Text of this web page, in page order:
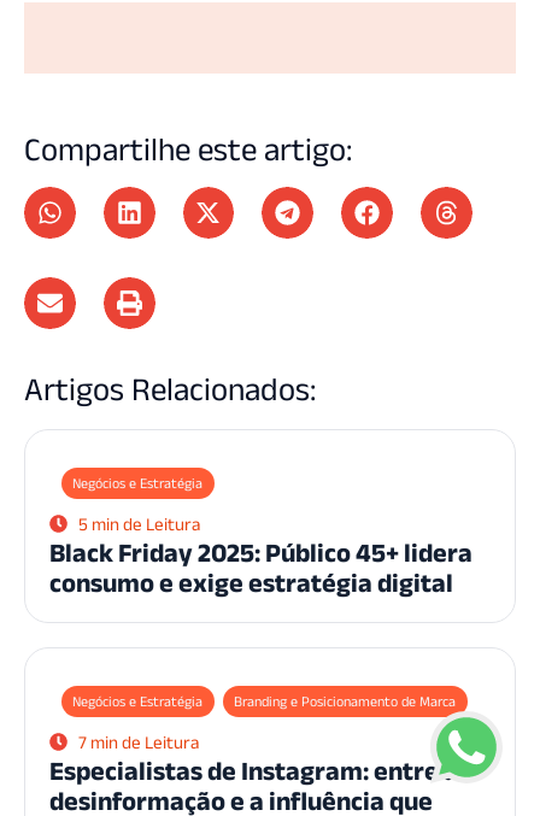
Compartilhe este artigo:
Artigos Relacionados:
Negócios e Estratégia
5 min de Leitura
Black Friday 2025: Público 45+ lidera
consumo e exige estratégia digital
Negócios e Estratégia Branding e Posicionamento de Marca
7 min de Leitura
Especialistas de Instagram: entre a
desinformação e a influência que